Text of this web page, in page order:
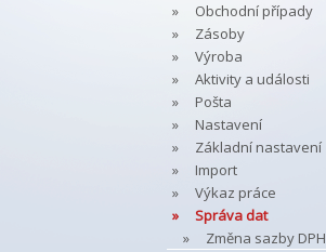
Obchodní případy
Zásoby
Výroba
Aktivity a události
Pošta
Nastavení
Základní nastavení
Import
Výkaz práce
Správa dat
Změna sazby DPH